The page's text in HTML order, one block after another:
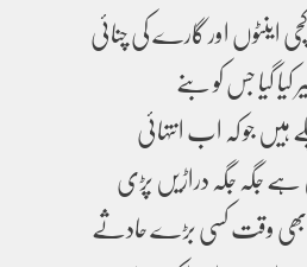
1948کو کچی اینٹوں اور گارے کی چنائی
گیا جس کو بنے
چکے ہیں جو کہ اب انتہائی
جگہ جگہ دراڑیں پڑی
بھی وقت کسی بڑے حادثے